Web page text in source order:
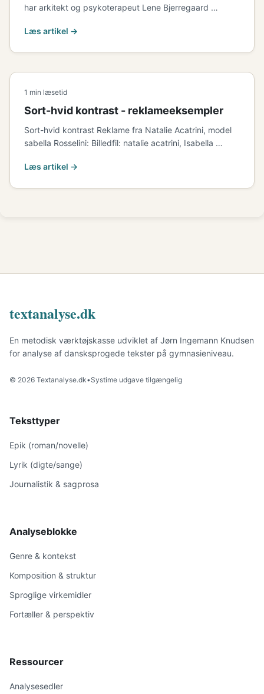
har arkitekt og psykoterapeut Lene Bjerregaard …
Læs artikel →
1 min læsetid
Sort-hvid kontrast - reklameeksempler
Sort-hvid kontrast Reklame fra Natalie Acatrini, model
sabella Rosselini: Billedfil: natalie acatrini, Isabella …
Læs artikel →
textanalyse.dk
En metodisk værktøjskasse udviklet af Jørn Ingemann Knudsen
for analyse af dansksprogede tekster på gymnasieniveau.
© 2026 Textanalyse.dk•Systime udgave tilgængelig
Teksttyper
Epik (roman/novelle)
Lyrik (digte/sange)
Journalistik & sagprosa
Analyseblokke
Genre & kontekst
Komposition & struktur
Sproglige virkemidler
Fortæller & perspektiv
Ressourcer
Analysesedler